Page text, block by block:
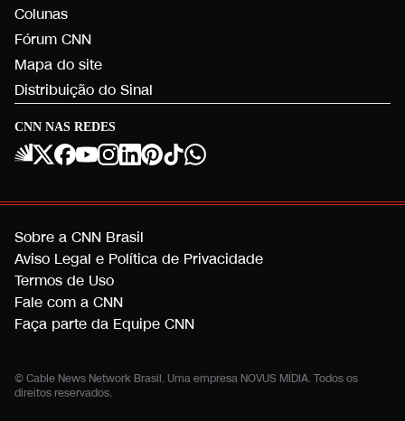
CNN NAS REDES
Colunas
Fórum CNN
Mapa do site
Distribuição do Sinal
Sobre a CNN Brasil
Aviso Legal e Política de Privacidade
Termos de Uso
Fale com a CNN
Faça parte da Equipe CNN
© Cable News Network Brasil. Uma empresa NOVUS MÍDIA. Todos os
direitos reservados.